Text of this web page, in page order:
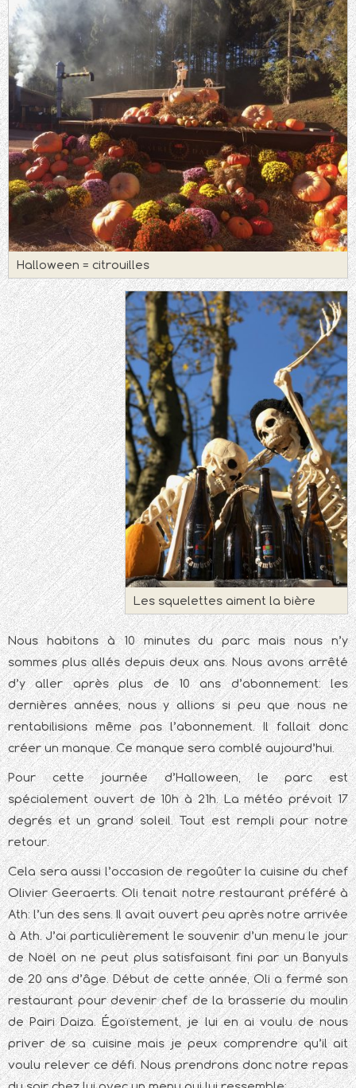
Halloween = citrouilles
Les squelettes aiment la bière
Nous habitons à 10 minutes du parc mais nous n’y
sommes plus allés depuis deux ans. Nous avons arrêté
d’y aller après plus de 10 ans d’abonnement: les
dernières années, nous y allions si peu que nous ne
rentabilisions même pas l’abonnement. Il fallait donc
créer un manque. Ce manque sera comblé aujourd’hui.
Pour cette journée d’Halloween, le parc est
spécialement ouvert de 10h à 21h. La météo prévoit 17
degrés et un grand soleil. Tout est rempli pour notre
retour.
Cela sera aussi l’occasion de regoûter la cuisine du chef
Olivier Geeraerts. Oli tenait notre restaurant préféré à
Ath: l’un des sens. Il avait ouvert peu après notre arrivée
à Ath. J’ai particulièrement le souvenir d’un menu le jour
de Noël on ne peut plus satisfaisant fini par un Banyuls
de 20 ans d’âge. Début de cette année, Oli a fermé son
restaurant pour devenir chef de la brasserie du moulin
de Pairi Daiza. Égoïstement, je lui en ai voulu de nous
priver de sa cuisine mais je peux comprendre qu’il ait
voulu relever ce défi. Nous prendrons donc notre repas